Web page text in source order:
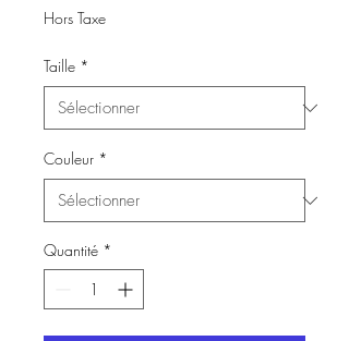
Hors Taxe
Taille *
Couleur *
Quantité *